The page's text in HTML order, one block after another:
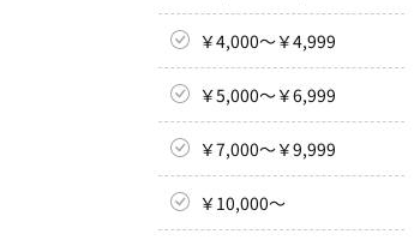
￥4,000～￥4,999
￥5,000～￥6,999
￥7,000～￥9,999
￥10,000～